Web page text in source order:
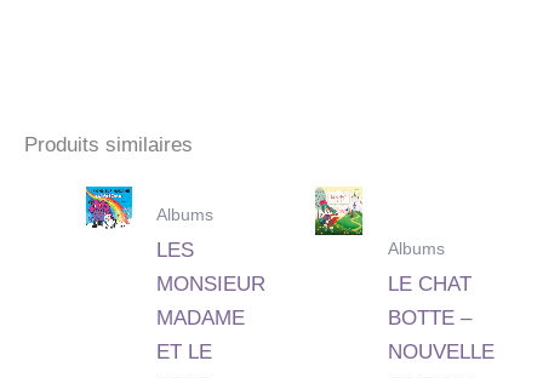
Produits similaires
Albums
LES
MONSIEUR
MADAME
ET LE
Albums
LE CHAT
BOTTE –
NOUVELLE